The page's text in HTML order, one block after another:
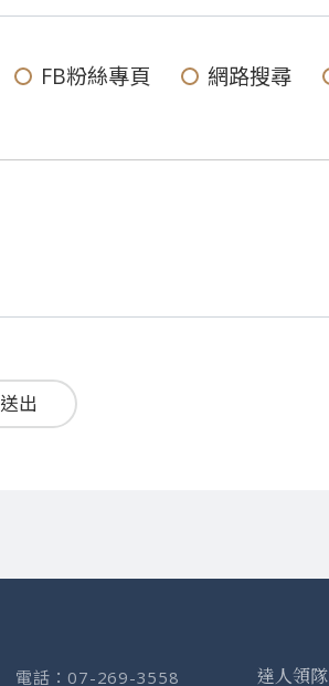
FB粉絲專頁 網路搜尋
送出
電話：07-269-3558 達人領隊